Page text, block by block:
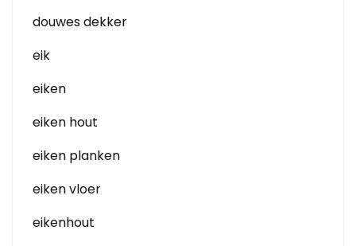
douwes dekker
eik
eiken
eiken hout
eiken planken
eiken vloer
eikenhout